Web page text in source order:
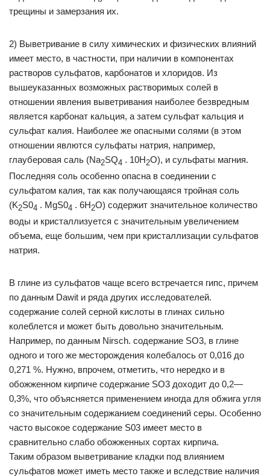
трещины и замерзания их.
2) Выветривание в силу химических и физических влияний
имеет место, в частности, при наличии в компонентах
растворов сульфатов, карбонатов и хлоридов. Из
вышеуказанных возможных растворимых солей в
отношении явления выветривания наиболее безвредным
является карбонат кальция, а затем сульфат кальция и
сульфат калия. Наиболее же опасными солями (в этом
отношении явлются сульфаты натрия, например,
глауберовая саль (Na2SQ4 . 10Н2О), и сульфаты магния.
Последняя соль особенно опасна в соединении с
сульфатом калия, так как получающаяся тройная соль
(K2S04 . MgS04 . 6Н2О) содержит значительное количество
воды и кристаллизуется с значительным увеличением
объема, еще большим, чем при кристаллизации сульфатов
натрия.
В глине из сульфатов чаще всего встречается гипс, причем
по данным Dawit и ряда других исследователей.
содержание солей серной кислоты в глинах сильно
колеблется и может быть довольно значительным.
Например, по данным Nirsch. содержание SO3, в глине
одного и того же месторождения колебалось от 0,016 до
0,271 %. Нужно, впрочем, отметить, что нередко и в
обожженном кирпиче содержание SO3 доходит до 0,2—
0,3%, что объясняется применением иногда для обжига угля
со значительным содержанием соединений серы. Особенно
часто высокое содержание S03 имеет место в
сравнительно слабо обожженных сортах кирпича.
Таким образом выветривание кладки под влиянием
сульфатов может иметь место также и вследствие наличия